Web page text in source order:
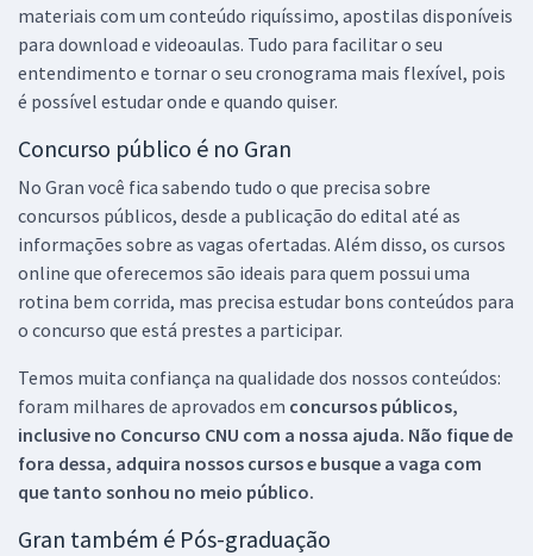
materiais com um conteúdo riquíssimo, apostilas disponíveis
para download e videoaulas. Tudo para facilitar o seu
entendimento e tornar o seu cronograma mais flexível, pois
é possível estudar onde e quando quiser.
Concurso público é no Gran
No Gran você fica sabendo tudo o que precisa sobre
concursos públicos, desde a publicação do edital até as
informações sobre as vagas ofertadas. Além disso, os cursos
online que oferecemos são ideais para quem possui uma
rotina bem corrida, mas precisa estudar bons conteúdos para
o concurso que está prestes a participar.
Temos muita confiança na qualidade dos nossos conteúdos:
foram milhares de aprovados em concursos públicos,
inclusive no Concurso CNU com a nossa ajuda. Não fique de
fora dessa, adquira nossos cursos e busque a vaga com
que tanto sonhou no meio público.
Gran também é Pós-graduação